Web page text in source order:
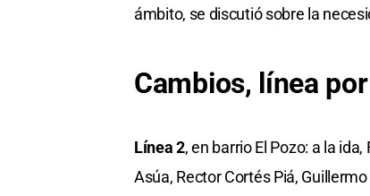
ámbito, se discutió sobre la
Cambios, línea
Línea 2, en barrio El Pozo: a la
Asúa, Rector Cortés Piá,